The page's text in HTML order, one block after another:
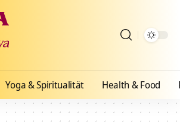
Yoga & Spiritualität Health & Food